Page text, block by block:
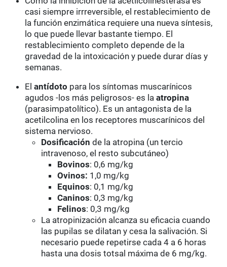
casi siempre irrreversible, el restablecimiento de
la función enzimática requiere una nueva síntesis,
lo que puede llevar bastante tiempo. El
restablecimiento completo depende de la
gravedad de la intoxicación y puede durar días y
semanas.
Elantídoto para los síntomas muscarínicos
agudos -los más peligrosos- es laatropina
(parasimpatolítico). Es un antagonista de la
acetilcolina en los receptores muscarínicos del
sistema nervioso.
Dosificación de la atropina (un tercio
intravenoso, el resto subcutáneo)
Bovinos: 0,6 mg/kg
Ovinos: 1,0 mg/kg
Equinos: 0,1 mg/kg
Caninos: 0,3 mg/kg
Felinos: 0,3 mg/kg
La atropinización alcanza su eficacia cuando
las pupilas se dilatan y cesa la salivación. Si
necesario puede repetirse cada 4 a 6 horas
hasta una dosis totsal máxima de 6 mg/kg.